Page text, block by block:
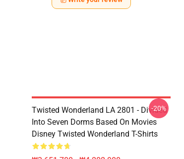
Twisted Wonderland LA 2801 - Divided
Into Seven Dorms Based On Movies
Disney Twisted Wonderland T-Shirts
-20%